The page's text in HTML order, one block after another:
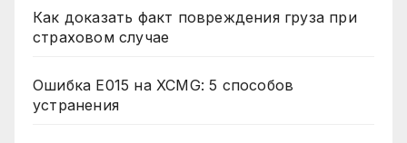
Как доказать факт повреждения груза при
страховом случае
Ошибка E015 на XCMG: 5 способов
устранения